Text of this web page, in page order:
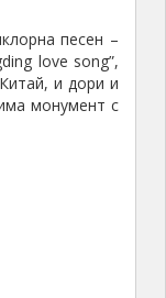
песен –
love song”,
и дори и
монумент с